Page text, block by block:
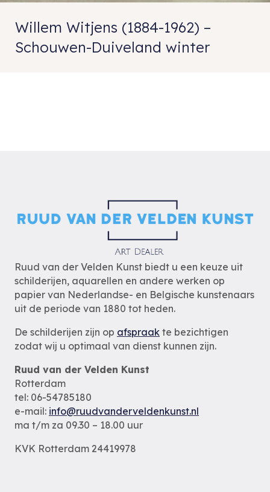
Willem Witjens (1884-1962) –
Schouwen-Duiveland winter
Ruud van der Velden Kunst biedt u een keuze uit
schilderijen, aquarellen en andere werken op
papier van Nederlandse- en Belgische kunstenaars
uit de periode van 1880 tot heden.
De schilderijen zijn op afspraak te bezichtigen
zodat wij u optimaal van dienst kunnen zijn.
Ruud van der Velden Kunst
Rotterdam
tel: 06-54785180
e-mail: info@ruudvanderveldenkunst.nl
ma t/m za 09.30 – 18.00 uur
KVK Rotterdam 24419978